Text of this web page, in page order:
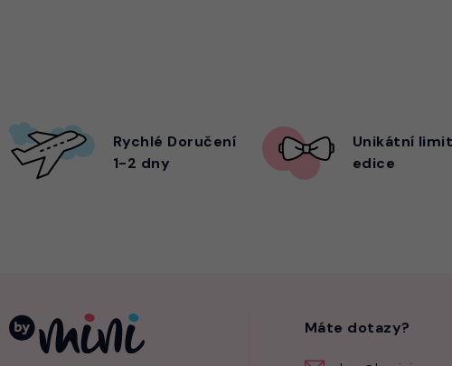
Rychlé Doručení
1-2 dny
Unikátní
edice
Máte dotazy?